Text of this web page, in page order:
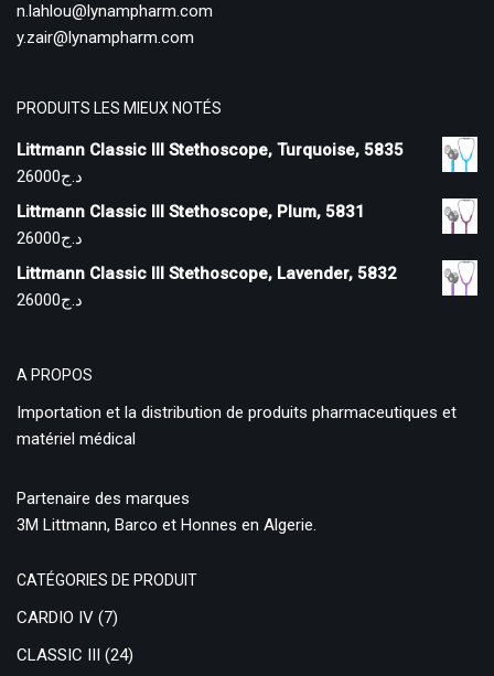
n.lahlou@lynampharm.com
y.zair@lynampharm.com
PRODUITS LES MIEUX NOTÉS
Littmann Classic III Stethoscope, Turquoise, 5835
د.ج26000
Littmann Classic III Stethoscope, Plum, 5831
د.ج26000
Littmann Classic III Stethoscope, Lavender, 5832
د.ج26000
A PROPOS
Importation et la distribution de produits pharmaceutiques et
matériel médical
Partenaire des marques
3M Littmann, Barco et Honnes en Algerie.
CATÉGORIES DE PRODUIT
CARDIO IV (7)
CLASSIC III (24)